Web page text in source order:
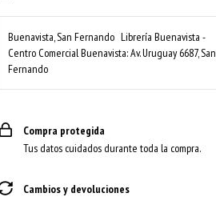
Buenavista, San Fernando Librería Buenavista -
Centro Comercial Buenavista: Av. Uruguay 6687, San
Fernando
Compra protegida
Tus datos cuidados durante toda la compra.
Cambios y devoluciones